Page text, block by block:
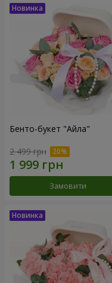
Бенто-букет "Айла"
2 499 грн
Замовити